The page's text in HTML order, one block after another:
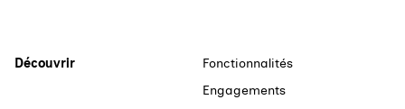
Découvrir
Fonctionnalités
Engagements